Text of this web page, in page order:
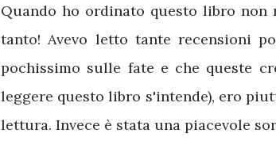
Quando ho ordinato questo libro non
tanto! Avevo letto tante recensioni
pochissimo sulle fate e che queste
leggere questo libro s'intende), ero
lettura. Invece è stata una piacevole